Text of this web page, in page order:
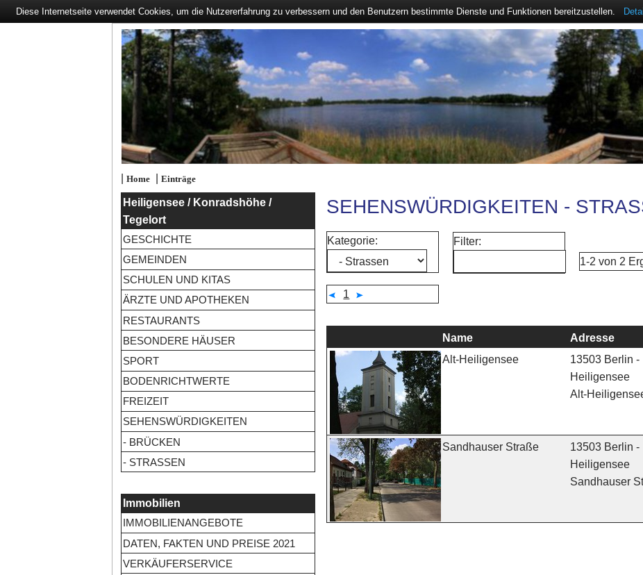
| Home| Einträge
Heiligensee / Konradshöhe /
Tegelort
GESCHICHTE
GEMEINDEN
SCHULEN UND KITAS
ÄRZTE UND APOTHEKEN
RESTAURANTS
BESONDERE HÄUSER
SPORT
BODENRICHTWERTE
FREIZEIT
SEHENSWÜRDIGKEITEN
- BRÜCKEN
- STRASSEN
Immobilien
IMMOBILIENANGEBOTE
DATEN, FAKTEN UND PREISE 2021
VERKÄUFERSERVICE
SEHENSWÜRDIGKEITEN -
Kategorie:
Filter:
1-2 von 2
1
Name Adresse
Alt-Heiligensee
13503 Berlin -
Heiligensee
Alt-
Sandhauser Straße
13503 Berlin -
Heiligensee
Sandhauser
Diese Internetseite verwendet Cookies, um die Nutzererfahrung zu verbessern und den Benutzern bestimmte Dienste und Funktionen bereitzustellen.